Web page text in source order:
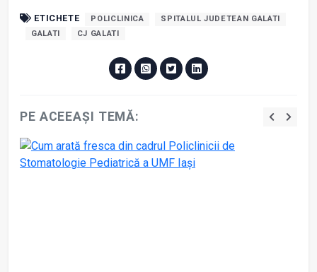
ETICHETE POLICLINICA
SPITALUL JUDETEAN GALATI
GALATI
CJ GALATI
PE ACEEAȘI TEMĂ: